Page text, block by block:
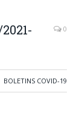
0
BOLETINS COVID-19